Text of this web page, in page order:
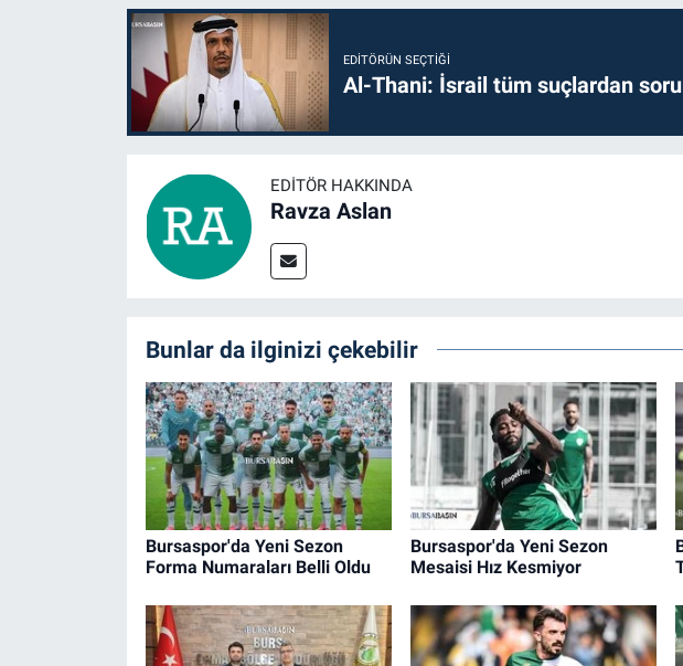
EDITÖRÜN SEÇTIĞI
Al-Thani: İsrail tüm suçlardan
EDITÖR HAKKINDA
Ravza Aslan
Bunlar da ilginizi çekebilir
Bursaspor'da Yeni Sezon
Forma Numaraları Belli Oldu
Bursaspor'da Yeni Sezon
Mesaisi Hız Kesmiyor